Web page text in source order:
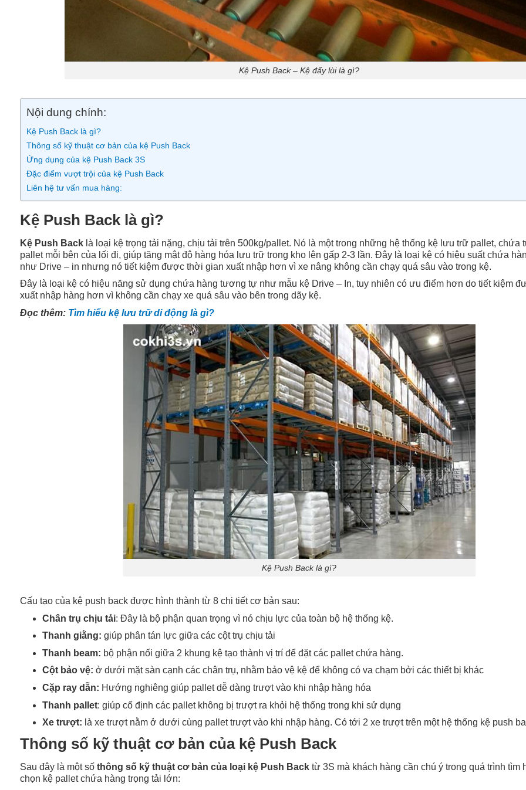
Kệ Push Back – Kệ đẩy lùi là gì?
Nội dung chính:
Kệ Push Back là gì?
Thông số kỹ thuật cơ bản của kệ Push Back
Ứng dụng của kệ Push Back 3S
Đặc điểm vượt trội của kệ Push Back
Liên hệ tư vấn mua hàng:
Kệ Push Back là gì?
Kệ Push Back là loại kệ trọng tải nặng, chịu tải trên 500kg/pallet. Nó là một trong những hệ thống kệ lưu trữ pallet, chứa
pallet mỗi bên của lối đi, giúp tăng mật độ hàng hóa lưu trữ trong kho lên gấp 2-3 lần. Đây là loại kệ có hiệu suất chứa
như Drive – in nhưng nó tiết kiệm được thời gian xuất nhập hơn vì xe nâng không cần chạy quá sâu vào trong kệ.
Đây là loại kệ có hiệu năng sử dụng chứa hàng tương tự như mẫu kệ Drive – In, tuy nhiên có ưu điểm hơn do tiết kiệm
xuất nhập hàng hơn vì không cần chạy xe quá sâu vào bên trong dãy kệ.
Đọc thêm: Tìm hiểu kệ lưu trữ di động là gì?
Kệ Push Back là gì?
Cấu tạo của kệ push back được hình thành từ 8 chi tiết cơ bản sau:
Chân trụ chịu tải: Đây là bộ phận quan trọng vì nó chịu lực của toàn bộ hệ thống kệ.
Thanh giằng: giúp phân tán lực giữa các cột trụ chịu tải
Thanh beam: bộ phận nối giữa 2 khung kệ tạo thành vị trí để đặt các pallet chứa hàng.
Cột bảo vệ: ở dưới mặt sàn cạnh các chân trụ, nhằm bảo vệ kệ để không có va chạm bởi các thiết bị khác
Cặp ray dẫn: Hướng nghiêng giúp pallet dễ dàng trượt vào khi nhập hàng hóa
Thanh pallet: giúp cố định các pallet không bị trượt ra khỏi hệ thống trong khi sử dụng
Xe trượt: là xe trượt nằm ở dưới cùng pallet trượt vào khi nhập hàng. Có tới 2 xe trượt trên một hệ thống kệ push
Thông số kỹ thuật cơ bản của kệ Push Back
Sau đây là một số thông số kỹ thuật cơ bản của loại kệ Push Back từ 3S mà khách hàng cần chú ý trong quá trình tìm
chọn kệ pallet chứa hàng trọng tải lớn: